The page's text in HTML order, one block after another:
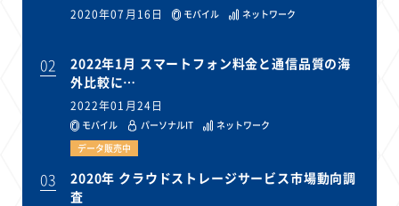
2020年07月16日 モバイル ネットワーク
02
2022年1月 スマートフォン料金と通信品質の海
外比較に…
2022年01月24日
モバイル パーソナルIT
ネットワーク
データ販売中
03
2020年 クラウドストレージサービス市場動向調
査